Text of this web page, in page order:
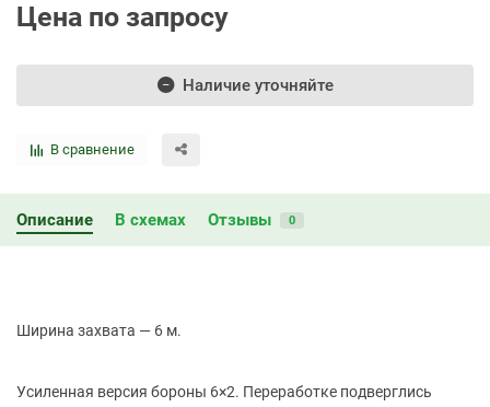
Цена по запросу
Наличие уточняйте
В сравнение
Описание В схемах Отзывы 0
Ширина захвата — 6 м.
Усиленная версия бороны 6×2. Переработке подверглись